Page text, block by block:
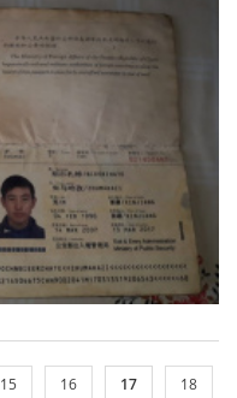
15 16 17
18